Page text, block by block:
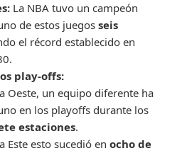
La NBA tuvo un campeón
de estos juegos seis
el récord establecido en
play-offs:
Oeste, un equipo diferente ha
en los playoffs durante los
estaciones.
Este esto sucedió en ocho de